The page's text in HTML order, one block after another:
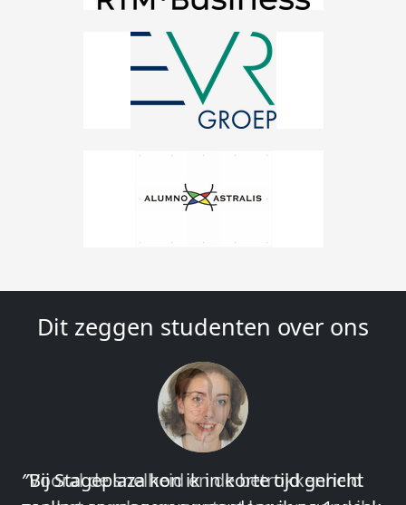
Dit zeggen studenten over ons
″Vooral de snelheid en de betrokkenheid